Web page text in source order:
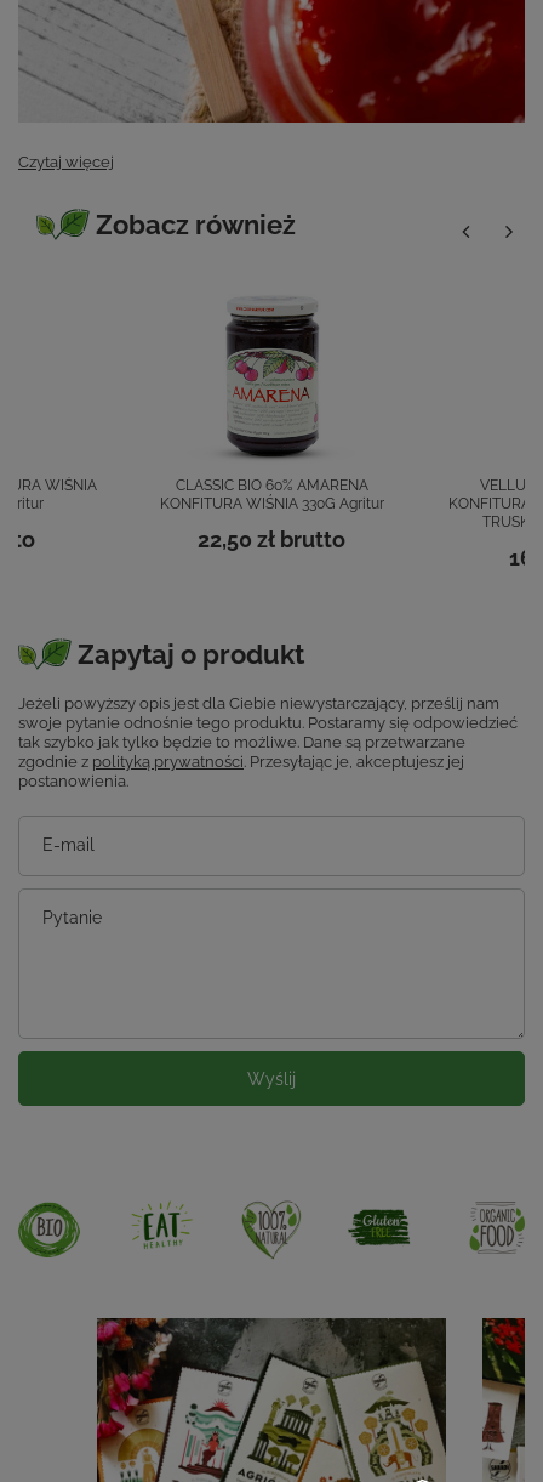
Czytaj więcej
Zobacz również
WIŚNIA
CLASSIC BIO 60% AMARENA
KONFITURA WIŚNIA 330G Agritur
22,50 zł brutto
KONFITURA
Zapytaj o produkt
Jeżeli powyższy opis jest dla Ciebie niewystarczający, prześlij nam
swoje pytanie odnośnie tego produktu. Postaramy się odpowiedzieć
tak szybko jak tylko będzie to możliwe. Dane są przetwarzane
zgodnie z polityką prywatności. Przesyłając je, akceptujesz jej
postanowienia.
E-mail
Pytanie
Wyślij